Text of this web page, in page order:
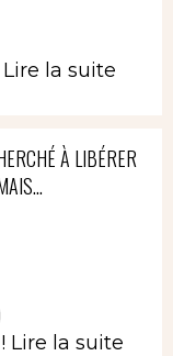
Lire la suite
À LIBÉRER
Lire la suite